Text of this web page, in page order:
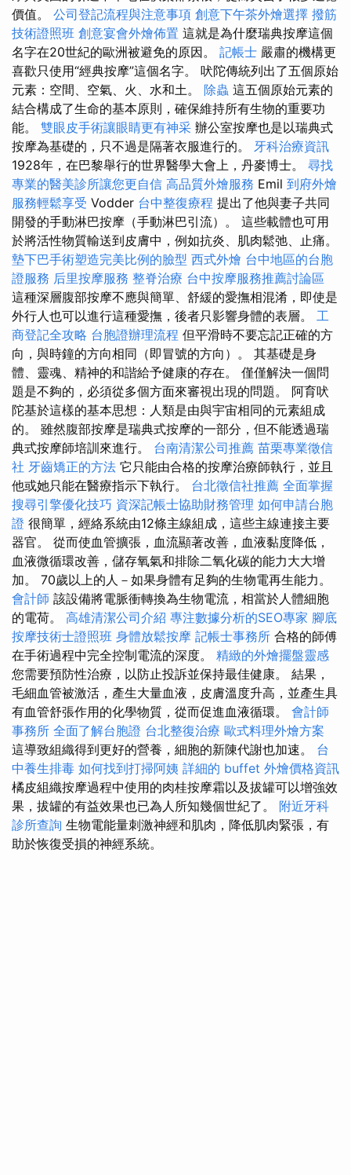
價值。 公司登記流程與注意事項 創意下午茶外燴選擇 撥筋
技術證照班 創意宴會外燴佈置 這就是為什麼瑞典按摩這個
名字在20世紀的歐洲被避免的原因。 記帳士 嚴肅的機構更
喜歡只使用“經典按摩”這個名字。 吠陀傳統列出了五個原始
元素：空間、空氣、火、水和土。 除蟲 這五個原始元素的
結合構成了生命的基本原則，確保維持所有生物的重要功
能。 雙眼皮手術讓眼睛更有神采 辦公室按摩也是以瑞典式
按摩為基礎的，只不過是隔著衣服進行的。 牙科治療資訊
1928年，在巴黎舉行的世界醫學大會上，丹麥博士。 尋找
專業的醫美診所讓您更自信 高品質外燴服務 Emil 到府外燴
服務輕鬆享受 Vodder 台中整復療程 提出了他與妻子共同
開發的手動淋巴按摩（手動淋巴引流）。 這些載體也可用
於將活性物質輸送到皮膚中，例如抗炎、肌肉鬆弛、止痛。
墊下巴手術塑造完美比例的臉型 西式外燴 台中地區的台胞
證服務 后里按摩服務 整脊治療 台中按摩服務推薦討論區
這種深層腹部按摩不應與簡單、舒緩的愛撫相混淆，即使是
外行人也可以進行這種愛撫，後者只影響身體的表層。 工
商登記全攻略 台胞證辦理流程 但平滑時不要忘記正確的方
向，與時鐘的方向相同（即冒號的方向）。 其基礎是身
體、靈魂、精神的和諧給予健康的存在。 僅僅解決一個問
題是不夠的，必須從多個方面來審視出現的問題。 阿育吠
陀基於這樣的基本思想：人類是由與宇宙相同的元素組成
的。 雖然腹部按摩是瑞典式按摩的一部分，但不能透過瑞
典式按摩師培訓來進行。 台南清潔公司推薦 苗栗專業徵信
社 牙齒矯正的方法 它只能由合格的按摩治療師執行，並且
他或她只能在醫療指示下執行。 台北徵信社推薦 全面掌握
搜尋引擎優化技巧 資深記帳士協助財務管理 如何申請台胞
證 很簡單，經絡系統由12條主線組成，這些主線連接主要
器官。 從而使血管擴張，血流顯著改善，血液黏度降低，
血液微循環改善，儲存氧氣和排除二氧化碳的能力大大增
加。 70歲以上的人－如果身體有足夠的生物電再生能力。
會計師 該設備將電脈衝轉換為生物電流，相當於人體細胞
的電荷。 高雄清潔公司介紹 專注數據分析的SEO專家 腳底
按摩技術士證照班 身體放鬆按摩 記帳士事務所 合格的師傅
在手術過程中完全控制電流的深度。 精緻的外燴擺盤靈感
您需要預防性治療，以防止投訴並保持最佳健康。 結果，
毛細血管被激活，產生大量血液，皮膚溫度升高，並產生具
有血管舒張作用的化學物質，從而促進血液循環。 會計師
事務所 全面了解台胞證 台北整復治療 歐式料理外燴方案
這導致組織得到更好的營養，細胞的新陳代謝也加速。 台
中養生排毒 如何找到打掃阿姨 詳細的 buffet 外燴價格資訊
橘皮組織按摩過程中使用的肉桂按摩霜以及拔罐可以增強效
果，拔罐的有益效果也已為人所知幾個世紀了。 附近牙科
診所查詢 生物電能量刺激神經和肌肉，降低肌肉緊張，有
助於恢復受損的神經系統。